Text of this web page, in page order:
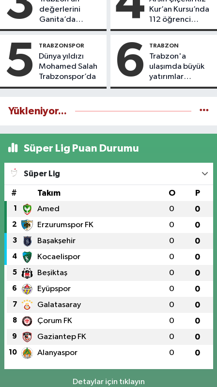
değerlerini
Ganita’da
yaşatıyoruz
Kur’an Kursu’nda
112 öğrenci
icazet aldı
5 TRABZONSPOR
Dünya yıldızı
Mohamed Salah
Trabzonspor’da
6 TRABZON
Trabzon'a
ulaşımda büyük
yatırımlar
yapılıyor
Yükleniyor...
Süper Lig Puan Durumu
Süper Lig
# Takım O P
1 Amed 0 0
2 Erzurumspor FK 0 0
3 Başakşehir 0 0
4 Kocaelispor 0 0
5 Beşiktaş 0 0
6 Eyüpspor 0 0
7 Galatasaray 0 0
8 Çorum FK 0 0
9 Gaziantep FK 0 0
10 Alanyaspor 0 0
Detaylar için tıklayın